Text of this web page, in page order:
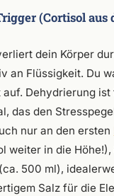
(Cortisol aus
dein Körper
an Flüssigkeit. Du
Dehydrierung ist
das den
nur an den ersten
weiter in die
500 ml),
Salz für die